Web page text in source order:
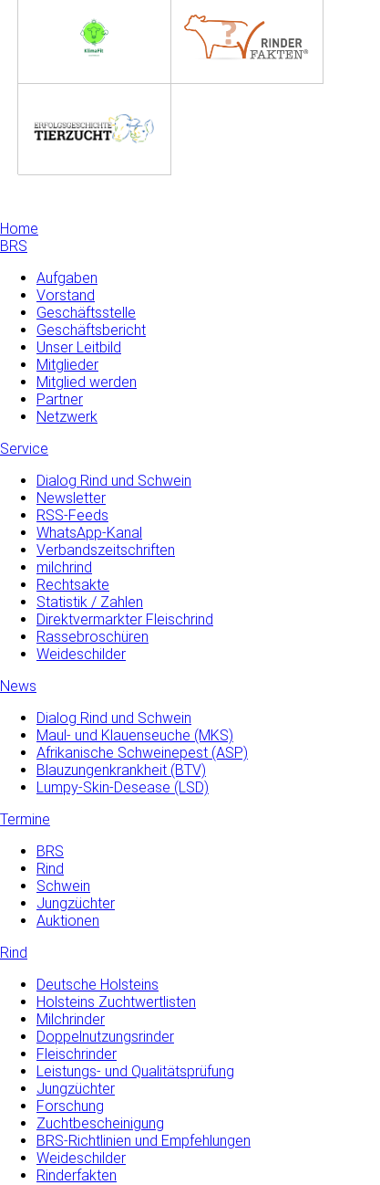
Home
BRS
Aufgaben
Vorstand
Geschäftsstelle
Geschäftsbericht
Unser Leitbild
Mitglieder
Mitglied werden
Partner
Netzwerk
Service
Dialog Rind und Schwein
Newsletter
RSS-Feeds
WhatsApp-Kanal
Verbandszeitschriften
milchrind
Rechtsakte
Statistik / Zahlen
Direktvermarkter Fleischrind
Rassebroschüren
Weideschilder
News
Dialog Rind und Schwein
Maul- und­ Klauenseuche­ (MKS)
Afrikanische Schweinepest (ASP)
Blauzungenkrankheit (BTV)
Lumpy-Skin-Desease (LSD)
Termine
BRS
Rind
Schwein
Jungzüchter
Auktionen
Rind
Deutsche Holsteins
Holsteins Zuchtwertlisten
Milchrinder
Doppelnutzungsrinder
Fleischrinder
Leistungs- und Qualitätsprüfung
Jungzüchter
Forschung
Zuchtbescheinigung
BRS-Richtlinien und Empfehlungen
Weideschilder
Rinderfakten